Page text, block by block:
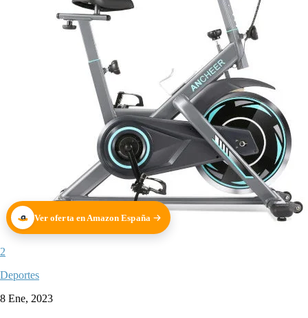
Ver oferta en Amazon España
2
Deportes
8 Ene, 2023